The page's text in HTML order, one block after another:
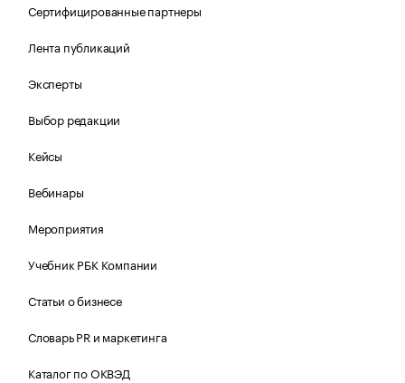
Сертифицированные партнеры
Лента публикаций
Эксперты
Выбор редакции
Кейсы
Вебинары
Мероприятия
Учебник РБК Компании
Статьи о бизнесе
Словарь PR и маркетинга
Каталог по ОКВЭД